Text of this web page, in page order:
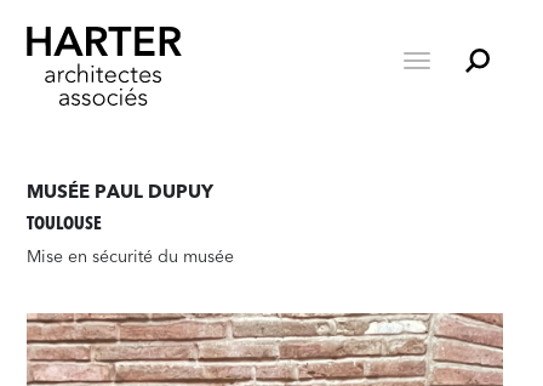
MUSÉE PAUL DUPUY
TOULOUSE
Mise en sécurité du musée